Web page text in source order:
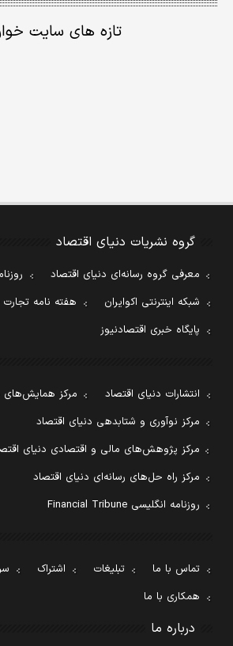
تازه های سایت
گروه نشریات دنیای اقتصاد
معرفی گروه رسانه‌ای دنیای اقتصاد
شبکه اینترنتی اکوایران
هفته نامه تجارت
پایگاه خبری اقتصادنیوز
انتشارات دنیای اقتصاد
مرکز همایش‌های
مرکز نوآوری و شتابدهی دنیای اقتصاد
مرکز پژوهش‌های مالی و اقتصادی دنیای
مرکز راه حل‌های رسانه‌ای دنیای اقتصاد
روزنامه انگلیسی Financial Tribune
تماس با ما تبلیغات اشتراک
همکاری با ما
درباره ما